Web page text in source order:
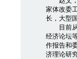
家体改委
长，大型
目前从
经济论坛
作报告和
济理论研